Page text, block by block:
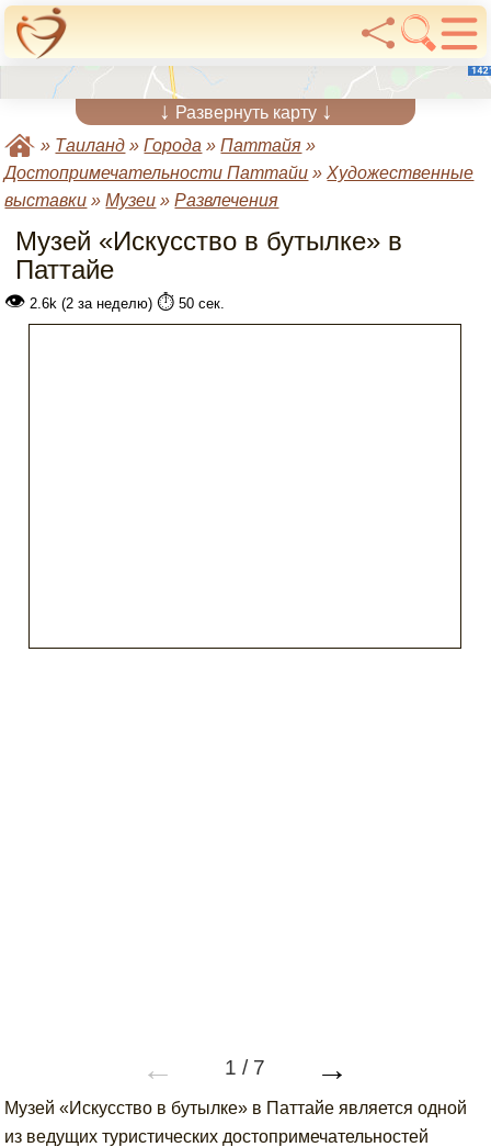
↓ Развернуть карту ↓
» Таиланд »Города »Паттайя »
Достопримечательности Паттайи »Художественные
выставки »Музеи »Развлечения
Музей «Искусство в бутылке» в
Паттайе
👁 2.6k (2 за неделю) ⏱️ 50 сек.
← 1 / 7 →
Музей «Искусство в бутылке» в Паттайе является одной
из ведущих туристических достопримечательностей